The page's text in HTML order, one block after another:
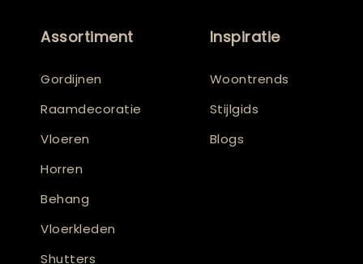
Assortiment
Gordijnen
Raamdecoratie
Vloeren
Horren
Behang
Vloerkleden
Shutters
Inspiratie
Woontrends
Stijlgids
Blogs